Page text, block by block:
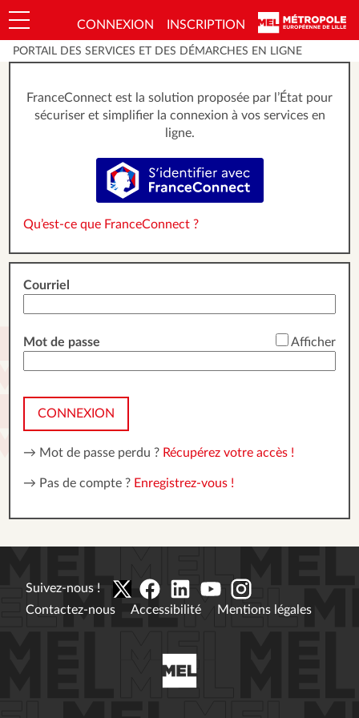
PORTAIL DES SERVICES ET DES DÉMARCHES EN LIGNE
CONNEXION INSCRIPTION
Ouvrir le menu
FranceConnect est la solution proposée par l’État pour
sécuriser et simplifier la connexion à vos services en
ligne.
S’identifier avec FranceConnect
Qu’est-ce que FranceConnect ?
Courriel
Mot de passe Afficher
CONNEXION
→ Mot de passe perdu ? Récupérez votre accès !
→ Pas de compte ? Enregistrez-vous !
Suivez-nous !
Contactez-nous
Accessibilité Mentions légales